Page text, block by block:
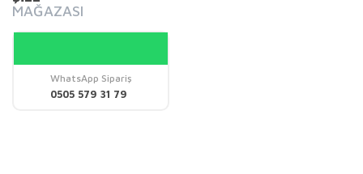
MAĞAZASI
WhatsApp Sipariş
0505 579 31 79